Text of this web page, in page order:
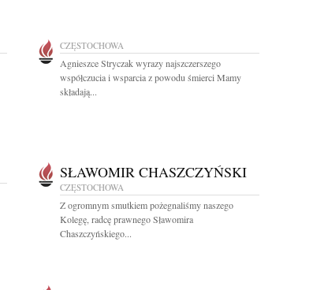
CZĘSTOCHOWA
Agnieszce Stryczak wyrazy najszczerszego
współczucia i wsparcia z powodu śmierci Mamy
składają...
SŁAWOMIR CHASZCZYŃSKI
CZĘSTOCHOWA
Z ogromnym smutkiem pożegnaliśmy naszego
Kolegę, radcę prawnego Sławomira
Chaszczyńskiego...